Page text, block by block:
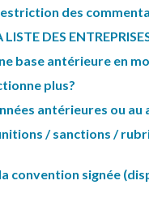
des
DES
base antérieure en
plus?
antérieures ou
/ sanctions /
convention signée